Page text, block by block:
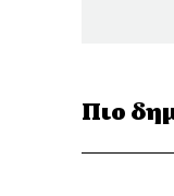
Πιο